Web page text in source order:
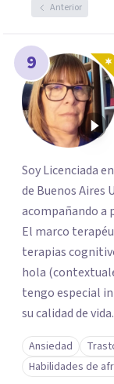
Anterior
9
Soy Licenciada
de Buenos Aires
acompañando a
El marco
terapias
hola
tengo especial
su calidad de
en ello
momentos en la
estados de
Ansiedad
Habilidades de